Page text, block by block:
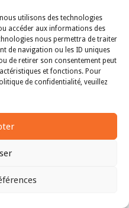
utilisons des technologies
accéder aux informations des
nous permettra de traiter
de navigation ou les ID uniques
de retirer son consentement peut
et fonctions. Pour
de confidentialité, veuillez
droits et libertés fondamentaux
|mentions légales